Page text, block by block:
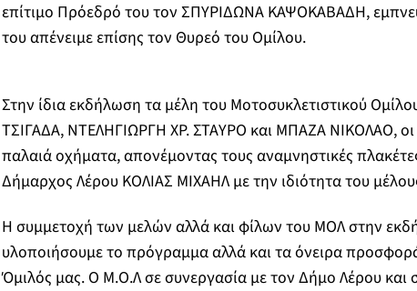
επίτιμο Πρόεδρό του τον ΣΠΥΡΙΔΩΝΑ ΚΑΨΟΚΑΒΑΔΗ,
του απένειμε επίσης τον Θυρεό του Ομίλου.
Στην ίδια εκδήλωση τα μέλη του Μοτοσυκλετιστικού
ΤΣΙΓΑΔΑ, ΝΤΕΛΗΓΙΩΡΓΗ ΧΡ. ΣΤΑΥΡΟ και ΜΠΑΖΑ ΝΙΚΟΛΑΟ, οι
παλαιά οχήματα, απονέμοντας τους αναμνηστικές
Δήμαρχος Λέρου ΚΟΛΙΑΣ ΜΙΧΑΗΛ με την ιδιότητα του
Η συμμετοχή των μελών αλλά και φίλων του ΜΟΛ στην
υλοποιήσουμε το πρόγραμμα αλλά και τα όνειρα
Όμιλός μας. Ο Μ.Ο.Λ σε συνεργασία με τον Δήμο Λέρου